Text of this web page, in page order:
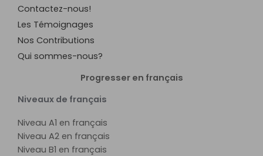
Contactez-nous!
Les Témoignages
Nos Contributions
Qui sommes-nous?
Progresser en français
Niveaux de français
Niveau A1 en français
Niveau A2 en français
Niveau B1 en français